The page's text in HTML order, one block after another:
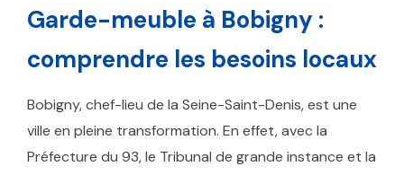
Garde-meuble à Bobigny :
comprendre les besoins locaux
Bobigny, chef-lieu de la Seine-Saint-Denis, est une
ville en pleine transformation. En effet, avec la
Préfecture du 93, le Tribunal de grande instance et la